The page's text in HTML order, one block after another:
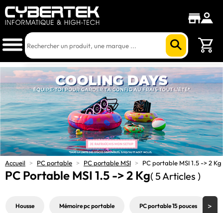
Accueil > PC portable > PC portable MSI > PC portable MSI 1.5 -> 2 Kg
PC Portable MSI 1.5 -> 2 Kg( 5 Articles )
Housse Mémoire pc portable PC portable 15 pouces